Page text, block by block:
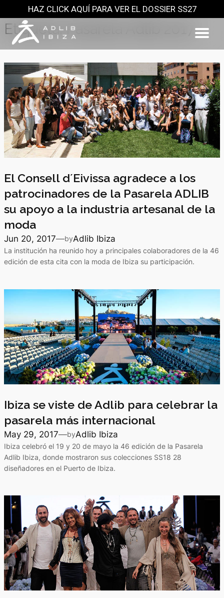
al
contenido
HAZ CLICK AQUÍ PARA VER EL DOSSIER SS27
Etiqueta:Pasarela Adlib 2017
El Consell d´Eivissa agradece a los
patrocinadores de la Pasarela ADLIB
su apoyo a la industria artesanal de la
moda
Jun 20, 2017—byAdlib Ibiza
La institución ha reunido hoy a principales colaboradores de la 46
edición de esta cita con la moda de Ibiza su participación.
Ibiza se viste de Adlib para celebrar la
pasarela más internacional
May 29, 2017—byAdlib Ibiza
Ibiza celebró el 19 y 20 de mayo la 46 edición de la Pasarela
Adlib Ibiza, donde mostraron sus colecciones SS18 28
diseñadores en el Puerto de Ibiza.